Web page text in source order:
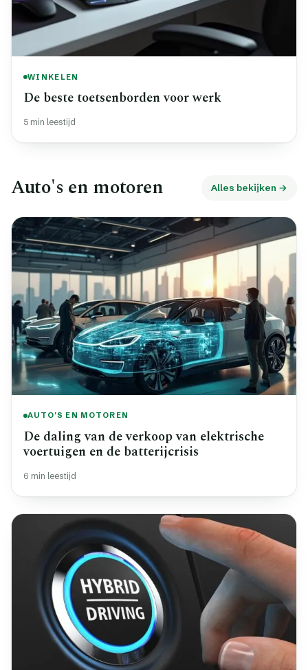
WINKELEN
De beste toetsenborden voor werk
5 min leestijd
Auto's en motoren Alles bekijken →
AUTO'S EN MOTOREN
De daling van de verkoop van elektrische
voertuigen en de batterijcrisis
6 min leestijd